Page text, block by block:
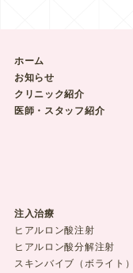
ホーム
お知らせ
クリニック紹介
医師・スタッフ紹介
注入治療
ヒアルロン酸注射
ヒアルロン酸分解注射
スキンバイブ（ボライト）